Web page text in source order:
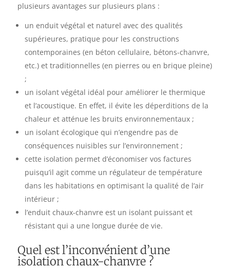
plusieurs avantages sur plusieurs plans :
un enduit végétal et naturel avec des qualités
supérieures, pratique pour les constructions
contemporaines (en béton cellulaire, bétons-chanvre,
etc.) et traditionnelles (en pierres ou en brique pleine)
;
un isolant végétal idéal pour améliorer le thermique
et l’acoustique. En effet, il évite les déperditions de la
chaleur et atténue les bruits environnementaux ;
un isolant écologique qui n’engendre pas de
conséquences nuisibles sur l’environnement ;
cette isolation permet d’économiser vos factures
puisqu’il agit comme un régulateur de température
dans les habitations en optimisant la qualité de l’air
intérieur ;
l’enduit chaux-chanvre est un isolant puissant et
résistant qui a une longue durée de vie.
Quel est l’inconvénient d’une
isolation chaux-chanvre ?